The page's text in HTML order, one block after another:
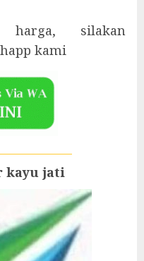
silakan
kami
kayu jati